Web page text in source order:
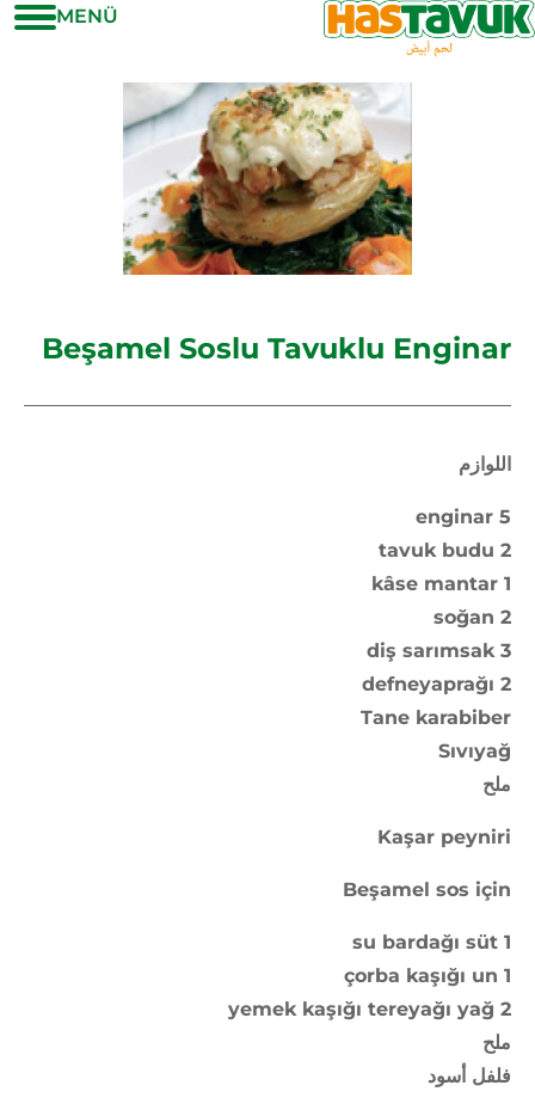
MENÜ
Beşamel Soslu Tavuklu Enginar
اللوازم
5 enginar
2 tavuk budu
1 kâse mantar
2 soğan
3 diş sarımsak
2 defneyaprağı
Tane karabiber
Sıvıyağ
ملح
Kaşar peyniri
Beşamel sos için
1 su bardağı süt
1 çorba kaşığı un
2 yemek kaşığı tereyağı yağ
ملح
فلفل أسود